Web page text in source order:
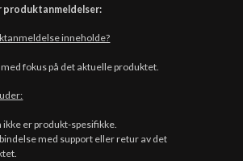
produktanmeldelser:
inneholde?
fokus på det aktuelle produktet.
er produkt-spesifikke.
med support eller retur av det